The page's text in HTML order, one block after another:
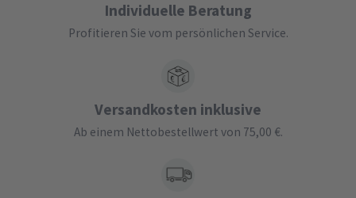
Individuelle Beratung
Profitieren Sie vom persönlichen Service.
Versandkosten inklusive
Ab einem Nettobestellwert von 75,00 €.